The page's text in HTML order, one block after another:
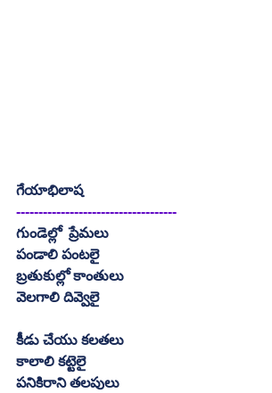
గేయాభిలాష
------------------------------------
గుండెల్లో  ప్రేమలు
పండాలి పంటలై
బ్రతుకుల్లో కాంతులు
వెలగాలి దివ్వెలై
కీడు చేయు కలతలు
కాలాలి కట్టెలై
పనికిరాని తలపులు